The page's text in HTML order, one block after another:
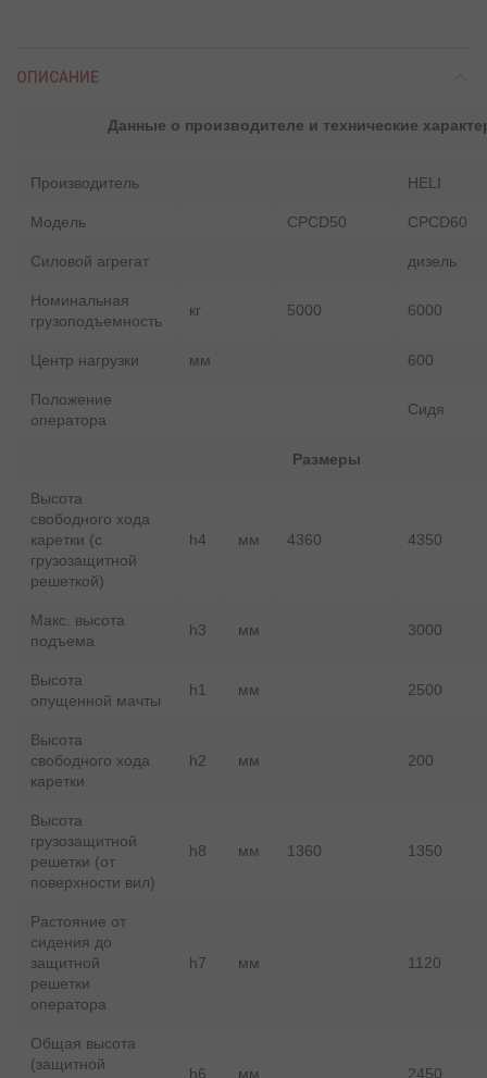
ОПИСАНИЕ
Данные о производителе и технические
Производитель HELI
Модель CPCD50 CPCD60
Силовой агрегат дизель
Номинальная
грузоподъемность
кг 5000 6000
Центр нагрузки мм 600
Положение
оператора
Сидя
Размеры
Высота
свободного хода
каретки (с
грузозащитной
решеткой)
h4 мм 4360 4350
Макс. высота
подъема
h3 мм 3000
Высота
опущенной мачты
h1 мм 2500
Высота
свободного хода
каретки
h2 мм 200
Высота
грузозащитной
решетки (от
поверхности вил)
h8 мм 1360 1350
Растояние от
сидения до
защитной
решетки
оператора
h7 мм 1120
Общая высота
(защитной
h6 мм 2450